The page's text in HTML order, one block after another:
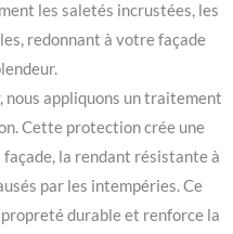
les saletés incrustées, les
redonnant à votre façade
nous appliquons un traitement
Cette protection crée une
la rendant résistante à
par les intempéries. Ce
durable et renforce la